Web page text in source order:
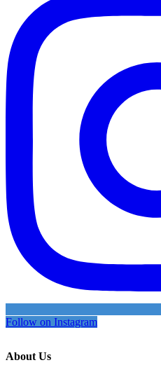
Follow on Instagram
About Us